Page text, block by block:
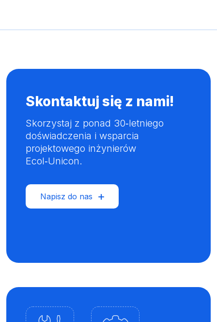
Skontaktuj się z nami!
Skorzystaj z ponad 30‑letniego
doświadczenia i wsparcia
projektowego inżynierów
Ecol‑Unicon.
Napisz do nas